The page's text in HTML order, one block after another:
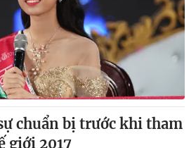
chuẩn bị trước khi tham
giới 2017